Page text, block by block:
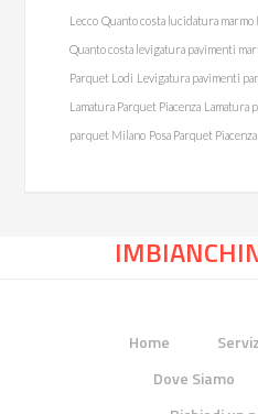
Lecco Quanto costa lucidatura marmo
Quanto costa levigatura pavimenti
Parquet Lodi Levigatura pavimenti
Lamatura Parquet Piacenza Lamatura
parquet Milano Posa Parquet Piacenza
Home
Dove Siamo